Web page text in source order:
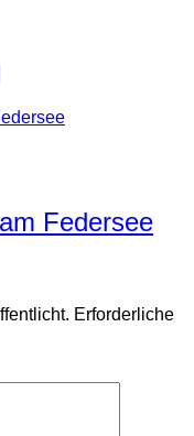
Federsee
Erforderliche